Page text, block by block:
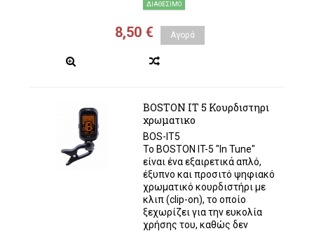
ΔΙΑΘΈΣΙΜΟ
8,50 € Αγορά
BOSTON IT 5 Κουρδιστηρι
χρωματικο
BOS-IT5
Το BOSTON IT-5 "In Tune"
είναι ένα εξαιρετικά απλό,
έξυπνο και προσιτό ψηφιακό
χρωματικό κουρδιστήρι με
κλιπ (clip-on), το οποίο
ξεχωρίζει για την ευκολία
χρήσης του, καθώς δεν